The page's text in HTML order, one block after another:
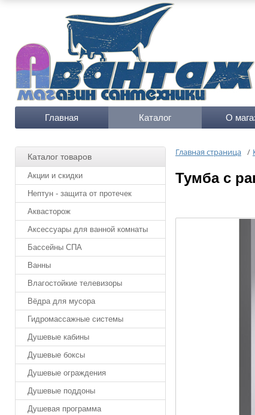
Главная Каталог О
Каталог товаров
Акции и скидки
Нептун - защита от протечек
Аквасторож
Аксессуары для ванной комнаты
Бассейны СПА
Ванны
Влагостойкие телевизоры
Вёдра для мусора
Гидромассажные системы
Душевые кабины
Душевые боксы
Душевые ограждения
Душевые поддоны
Душевая программа
Главная страница /
Тумба с